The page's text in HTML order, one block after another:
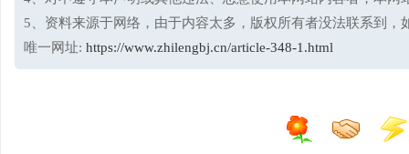
5、资料来源于网络，由于内容太多，版权所有者没法联系到
唯一网址: https://www.zhilengbj.cn/article-348-1.html
级压缩制冷仿真循环计算工具
One